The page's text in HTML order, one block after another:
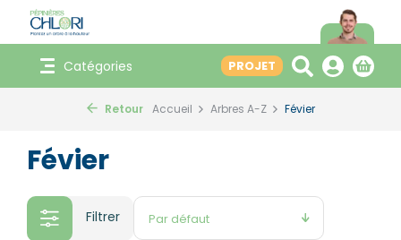
Catégories PROJET
Retour Accueil Arbres A-Z Févier
Févier
Filtrer